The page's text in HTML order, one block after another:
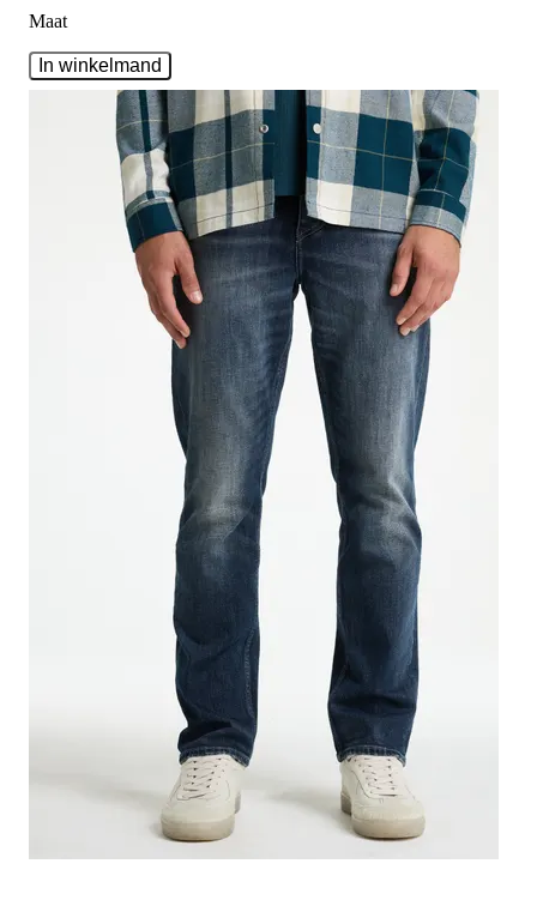
Maat
In winkelmand